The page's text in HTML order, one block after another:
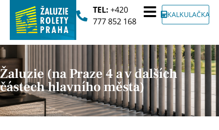
KALKULAČKA
TEL: +420
777 852 168
Žaluzie (na Praze 4 a v dalších
částech hlavního města)